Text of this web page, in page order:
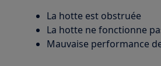
La hotte est obstruée
La hotte ne fonctionne
Mauvaise performance